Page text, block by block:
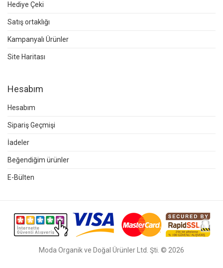
Hediye Çeki
Satış ortaklığı
Kampanyalı Ürünler
Site Haritası
Hesabım
Hesabım
Sipariş Geçmişi
İadeler
Beğendiğim ürünler
E-Bülten
Moda Organik ve Doğal Ürünler Ltd. Şti. © 2026